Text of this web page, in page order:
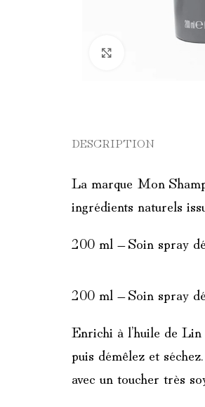
DESCRIPTION
La marque Mon
ingrédients naturels
200 ml – Soin spray
200 ml – Soin spray
Enrichi à l’huile de
puis démêlez et
avec un toucher très